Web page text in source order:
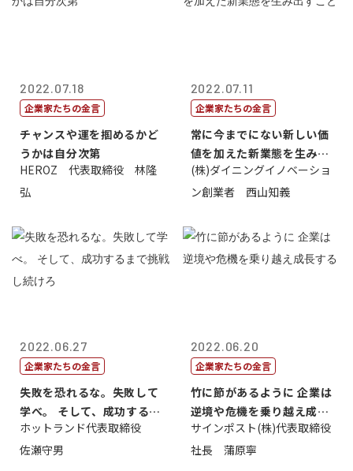
2022.07.18
企業家たちの金言
チャンスや運を掴めるかど
うかは自分次第
HEROZ 代表取締役 林隆
弘
2022.07.11
企業家たちの金言
常に今までにない新しい価
値を加えた新業態を生み出
すこと
(株)ダイニングイノベーショ
ン創業者 西山知義
2022.06.27
企業家たちの金言
失敗を恐れるな。失敗して
学べ。 そして、成功するま
で挑戦し続...
ホットランド代表取締役
佐瀬守男
2022.06.20
企業家たちの金言
竹に節があるように 企業は
逆境や危機を乗り越え成長
する
サインポスト(株)代表取締役
社長 蒲原寧